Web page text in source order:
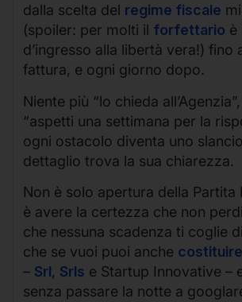
dalla scelta del regime fiscale
(spoiler: per molti il forfettario è
d’ingresso alla libertà vera!) fino
fattura, e ogni giorno dopo.
Niente più “lo chieda
“aspetti una settimana per la
ogni ostacolo diventa uno
dettaglio trova la sua chiarezza.
Non è solo apertura della Partita
è avere la certezza che non
che nessuna scadenza ti coglie
che se vuoi puoi anche
– Srl, Srls e Startup Innovative –
senza passare la notte a